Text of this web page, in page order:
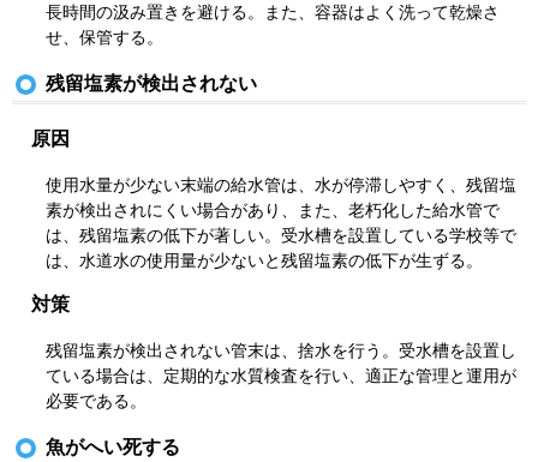
長時間の汲み置きを避ける。また、容器はよく洗って乾燥さ
せ、保管する。
残留塩素が検出されない
原因
使用水量が少ない末端の給水管は、水が停滞しやすく、残留塩
素が検出されにくい場合があり、また、老朽化した給水管で
は、残留塩素の低下が著しい。受水槽を設置している学校等で
は、水道水の使用量が少ないと残留塩素の低下が生ずる。
対策
残留塩素が検出されない管末は、捨水を行う。受水槽を設置し
ている場合は、定期的な水質検査を行い、適正な管理と運用が
必要である。
魚がへい死する